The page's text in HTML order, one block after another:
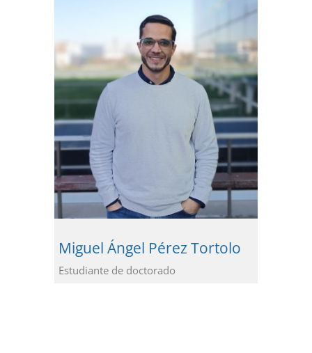
Miguel Ángel Pérez Tortolo
Estudiante de doctorado